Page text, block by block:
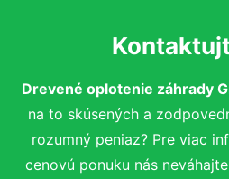
Drevené oplotenie záhrady
na to skúsených a
rozumný peniaz? Pre viac
cenovú ponuku nás